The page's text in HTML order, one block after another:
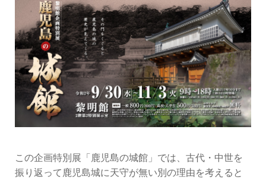
この企画特別展「鹿児島の城館」では、古代・中世を
振り返って鹿児島城に天守が無い別の理由を考えると